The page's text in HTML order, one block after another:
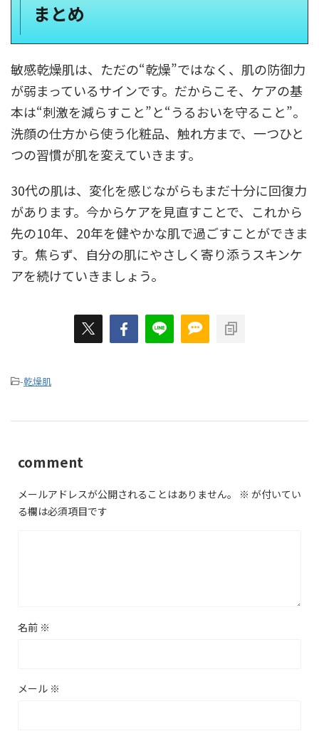
まとめ
敏感乾燥肌は、ただの“乾燥”ではなく、肌の防御力
が弱まっているサインです。だからこそ、ケアの基
本は“刺激を減らすこと”と“うるおいを守ること”。
洗顔の仕方から使う化粧品、触れ方まで、一つひと
つの習慣が肌を変えていきます。
30代の肌は、変化を感じながらもまだ十分に回復力
があります。今からケアを見直すことで、これから
先の10年、20年を健やかな肌で過ごすことができま
す。焦らず、自分の肌にやさしく寄り添うスキンケ
アを続けていきましょう。
-乾燥肌
comment
メールアドレスが公開されることはありません。 ※ が付いてい
る欄は必須項目です
名前 ※
メール ※